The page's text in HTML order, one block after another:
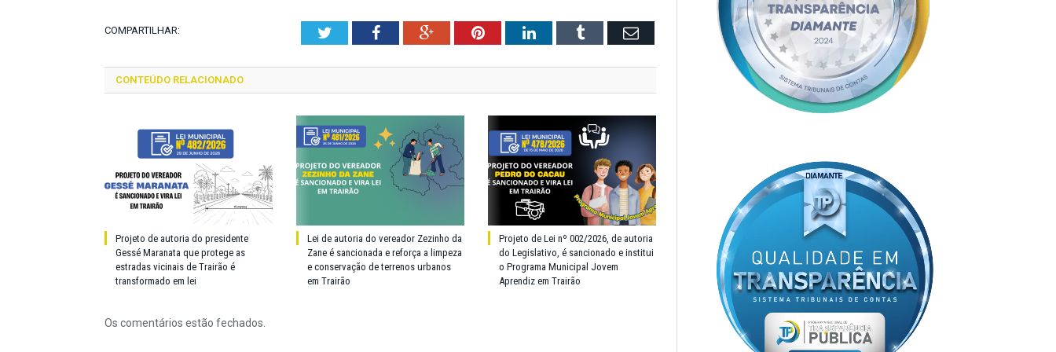
COMPARTILHAR: TwitterFacebookGoogle+PinterestLinkedInTumblr Email
CONTEÚDO RELACIONADO
Projeto de autoria do presidente
Gessé Maranata que protege as
estradas vicinais de Trairão é
transformado em lei
Lei de autoria do vereador Zezinho da
Zane é sancionada e reforça a limpeza
e conservação de terrenos urbanos
em Trairão
Projeto de Lei nº 002/2026, de autoria
do Legislativo, é sancionado e institui
o Programa Municipal Jovem
Aprendiz em Trairão
Os comentários estão fechados.